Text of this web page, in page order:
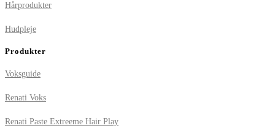
Hårprodukter
Hudpleje
Produkter
Voksguide
Renati Voks
Renati Paste Extreeme Hair Play